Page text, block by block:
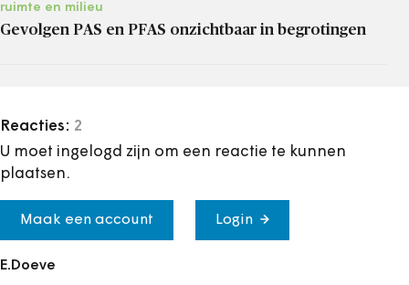
ruimte en milieu
Gevolgen PAS en PFAS onzichtbaar in begrotingen
Reacties: 2
U moet ingelogd zijn om een reactie te kunnen
plaatsen.
Maak een account Login
E.Doeve